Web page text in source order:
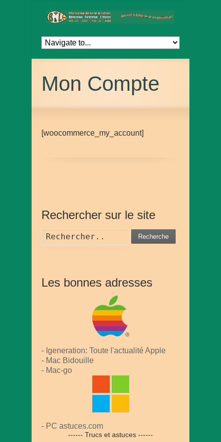
Mon Compte
[woocommerce_my_account]
Rechercher sur le site
Recherche
Les bonnes adresses
- Igeneration: Toute l'actualité Apple
- Mac Bidouille
- Mac-go
- PC astuces.com
------ Trucs et astuces ------